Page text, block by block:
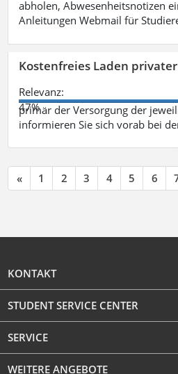
abholen, Abwesenheitsnotizen
Anleitungen Webmail für
Kostenfreies Laden
Relevanz:
47%
primär der Versorgung der
informieren Sie sich vorab bei
« 1 2 3 4 5 6
KONTAKT
STUDENT SERVICE CENTER
SERVICE
WEITERE ANGEBOTE